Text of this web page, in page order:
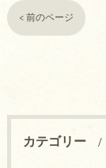
< 前のページ
カテゴリー